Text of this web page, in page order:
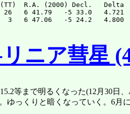
R.A. (2000) Decl.
26   6 41.79   -5 33.0
ニア彗星
等まで明るくなった(12月30日
ゆっくりと暗くなっていく。6月